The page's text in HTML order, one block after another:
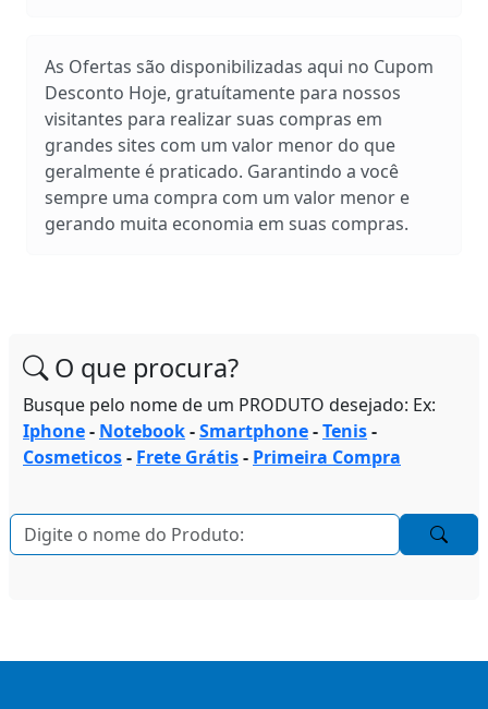
As Ofertas são disponibilizadas aqui no Cupom
Desconto Hoje, gratuítamente para nossos
visitantes para realizar suas compras em
grandes sites com um valor menor do que
geralmente é praticado. Garantindo a você
sempre uma compra com um valor menor e
gerando muita economia em suas compras.
O que procura?
Busque pelo nome de um PRODUTO desejado: Ex:
Iphone- Notebook-Smartphone-Tenis-
Cosmeticos- Frete Grátis- Primeira Compra